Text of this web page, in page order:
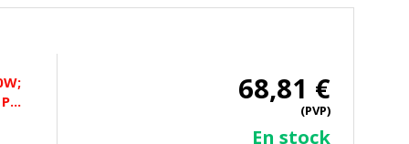
68,81 €
(PVP)
En stock